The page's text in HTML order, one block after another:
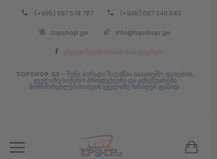
(+995) 597 578 787 (+995) 557 340 043
topshop.ge info@topshop.ge
ეწვიეთ ჩვენს Facebook გვერდს
TOPSHOP.GE – შენი პირადი მაღაზია საბითუმო ფასებით.
ყველაზე საჭირო პროდუქტები და აქსესუარები
მომხმარებლებისათვის ყველაზე მისაღებ ფასად.
Back